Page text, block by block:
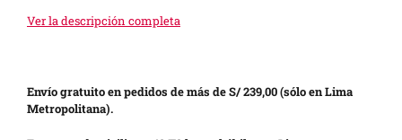
Ver la descripción completa
Envío gratuito en pedidos de más de S/ 239,00 (sólo en Lima
Metropolitana).